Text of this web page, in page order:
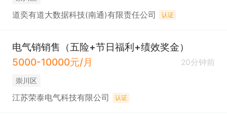
道奕有道大数据科技(南通)有限责任公司 认证
电气销销售（五险+节日福利+绩效奖金）
5000-10000元/月
20分钟前
崇川区
江苏荣泰电气科技有限公司 认证